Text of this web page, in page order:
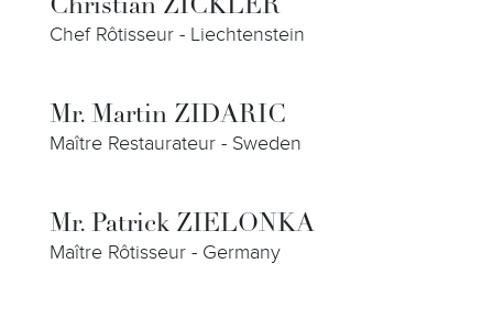
Christian ZICKLER
Chef Rôtisseur - Liechtenstein
Mr. Martin ZIDARIC
Maître Restaurateur - Sweden
Mr. Patrick ZIELONKA
Maître Rôtisseur - Germany